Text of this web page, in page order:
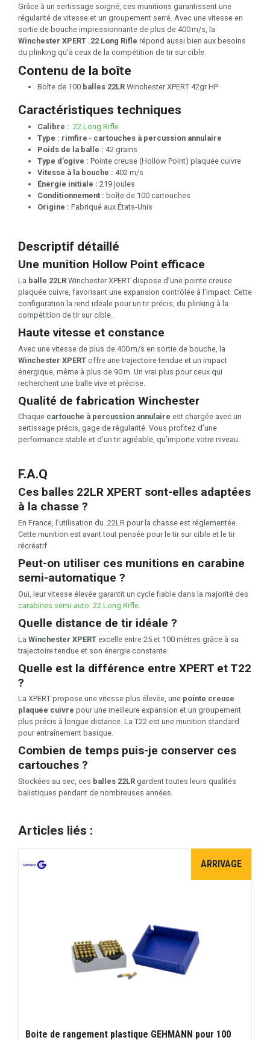
Grâce à un sertissage soigné, ces munitions garantissent une
régularité de vitesse et un groupement serré. Avec une vitesse en
sortie de bouche impressionnante de plus de 400 m/s, la
Winchester XPERT .22 Long Rifle répond aussi bien aux besoins
du plinking qu’à ceux de la compétition de tir sur cible.
Contenu de la boîte
Boîte de 100 balles 22LR Winchester XPERT 42gr HP
Caractéristiques techniques
Calibre : .22 Long Rifle
Type : rimfire - cartouches à percussion annulaire
Poids de la balle : 42 grains
Type d’ogive : Pointe creuse (Hollow Point) plaquée cuivre
Vitesse à la bouche : 402 m/s
Énergie initiale : 219 joules
Conditionnement : boîte de 100 cartouches
Origine : Fabriqué aux États-Unis
Descriptif détaillé
Une munition Hollow Point efficace
La balle 22LR Winchester XPERT dispose d’une pointe creuse
plaquée cuivre, favorisant une expansion contrôlée à l’impact. Cette
configuration la rend idéale pour un tir précis, du plinking à la
compétition de tir sur cible.
Haute vitesse et constance
Avec une vitesse de plus de 400 m/s en sortie de bouche, la
Winchester XPERT offre une trajectoire tendue et un impact
énergique, même à plus de 90 m. Un vrai plus pour ceux qui
recherchent une balle vive et précise.
Qualité de fabrication Winchester
Chaque cartouche à percussion annulaire est chargée avec un
sertissage précis, gage de régularité. Vous profitez d’une
performance stable et d’un tir agréable, qu’importe votre niveau.
F.A.Q
Ces balles 22LR XPERT sont-elles adaptées
à la chasse ?
En France, l’utilisation du .22LR pour la chasse est réglementée.
Cette munition est avant tout pensée pour le tir sur cible et le tir
récréatif.
Peut-on utiliser ces munitions en carabine
semi-automatique ?
Oui, leur vitesse élevée garantit un cycle fiable dans la majorité des
carabines semi-auto .22 Long Rifle
Quelle distance de tir idéale ?
La Winchester XPERT excelle entre 25 et 100 mètres grâce à sa
trajectoire tendue et son énergie constante.
Quelle est la différence entre XPERT et T22
?
La XPERT propose une vitesse plus élevée, une pointe creuse
plaquée cuivre pour une meilleure expansion et un groupement
plus précis à longue distance. La T22 est une munition standard
pour entraînement basique.
Combien de temps puis-je conserver ces
cartouches ?
Stockées au sec, ces balles 22LR gardent toutes leurs qualités
balistiques pendant de nombreuses années.
Articles liés :
ARRIVAGE
Boite de rangement plastique GEHMANN pour 100